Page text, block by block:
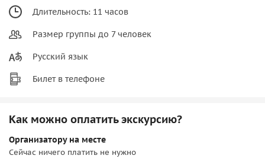
Длительность: 11 часов
Размер группы до 7 человек
Русский язык
Билет в телефоне
Как можно оплатить экскурсию?
Организатору на месте
Сейчас ничего платить не нужно